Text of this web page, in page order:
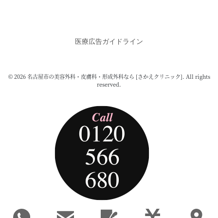
医療広告ガイドライン
© 2026 名古屋市の美容外科・皮膚科・形成外科なら [さかえクリニック]. All rights
reserved.